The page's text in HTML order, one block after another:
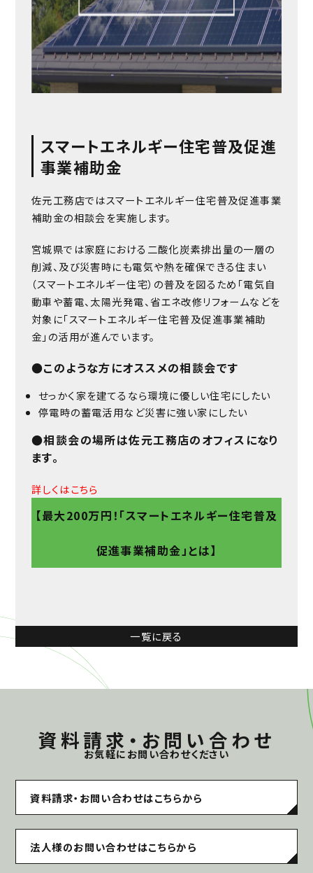
スマートエネルギー住宅普及促進
事業補助金
佐元工務店ではスマートエネルギー住宅普及促進事業
補助金の相談会を実施します。
宮城県では家庭における二酸化炭素排出量の一層の
削減、及び災害時にも電気や熱を確保できる住まい
（スマートエネルギー住宅）の普及を図るため「電気自
動車や蓄電、太陽光発電、省エネ改修リフォームなどを
対象に「スマートエネルギー住宅普及促進事業補助
金」の活用が進んでいます。
●このような方にオススメの相談会です
せっかく家を建てるなら環境に優しい住宅にしたい
停電時の蓄電活用など災害に強い家にしたい
●相談会の場所は佐元工務店のオフィスになり
ます。
詳しくはこちら
【最大200万円！「スマートエネルギー住宅普及
促進事業補助金」とは】
一覧に戻る
資料請求・お問い合わせ
お気軽にお問い合わせください
資料請求・お問い合わせはこちらから
法人様のお問い合わせはこちらから